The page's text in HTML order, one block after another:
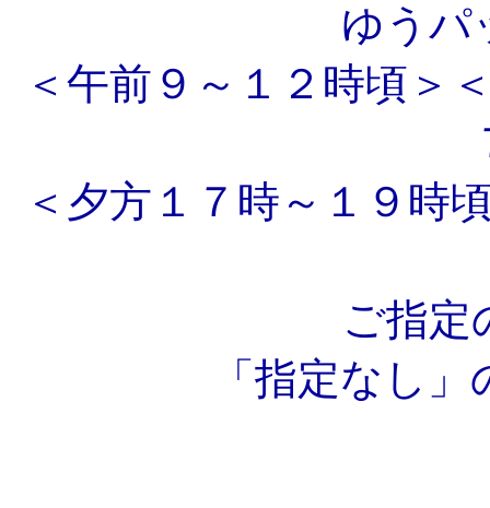
ゆうパ
＜午前９～１２時頃＞
＜夕方１７時～１９時
ご指定
「指定なし